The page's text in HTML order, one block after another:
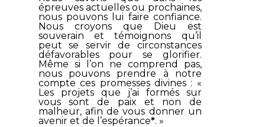
épreuves actuelles ou prochaines,
nous pouvons lui faire confiance.
Nous croyons que Dieu est
souverain et témoignons qu’il
peut se servir de circonstances
défavorables pour se glorifier.
Même si l’on ne comprend pas,
nous pouvons prendre à notre
compte ces promesses divines : «
Les projets que j’ai formés sur
vous sont de paix et non de
malheur, afin de vous donner un
avenir et de l’espérance*. »